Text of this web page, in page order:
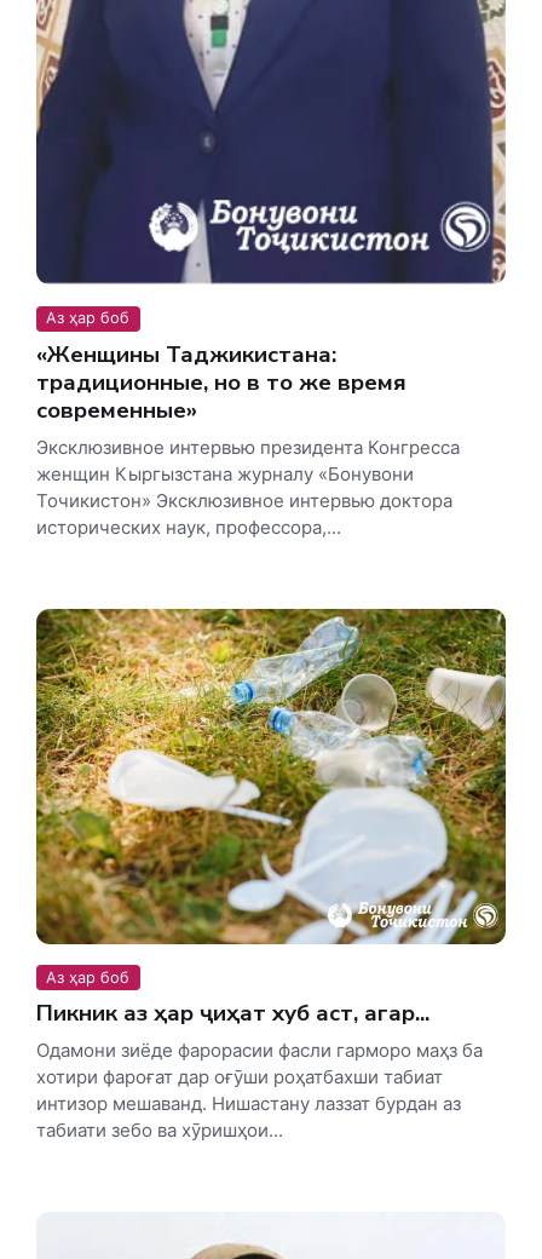
Аз ҳар боб
«Женщины Таджикистана:
традиционные, но в то же время
современные»
Эксклюзивное интервью президента Конгресса
женщин Кыргызстана журналу «Бонувони
Точикистон» Эксклюзивное интервью доктора
исторических наук, профессора,...
Аз ҳар боб
Пикник аз ҳар ҷиҳат хуб аст, агар...
Одамони зиёде фарорасии фасли гарморо маҳз ба
хотири фароғат дар оғӯши роҳатбахши табиат
интизор мешаванд. Нишастану лаззат бурдан аз
табиати зебо ва хӯришҳои...